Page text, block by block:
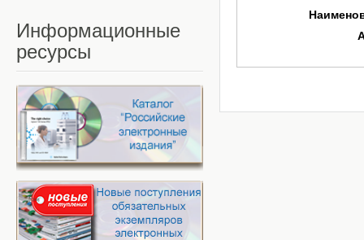
Информационные
ресурсы